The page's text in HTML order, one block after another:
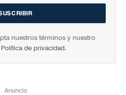
nuestros términos y nuestro
Política de privacidad.
Anuncio